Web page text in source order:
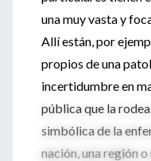
una muy vasta y
Allí están, por
propios de una
incertidumbre en
pública que la
simbólica de la
nación, una región